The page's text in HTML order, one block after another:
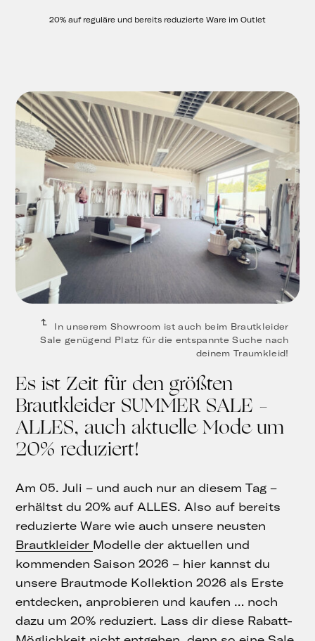
20% auf reguläre und bereits reduzierte Ware im Outlet
In unserem Showroom ist auch beim Brautkleider
Sale genügend Platz für die entspannte Suche nach
deinem Traumkleid!
Es ist Zeit für den größten
Brautkleider SUMMER SALE –
ALLES, auch aktuelle Mode um
20% reduziert!
Am 05. Juli – und auch nur an diesem Tag –
erhältst du 20% auf ALLES. Also auf bereits
reduzierte Ware wie auch unsere neusten
Brautkleider Modelle der aktuellen und
kommenden Saison 2026 – hier kannst du
unsere Brautmode Kollektion 2026 als Erste
entdecken, anprobieren und kaufen … noch
dazu um 20% reduziert. Lass dir diese Rabatt-